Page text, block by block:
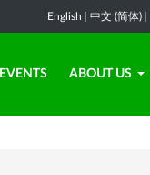
English 中文 (简体)
EVENTS ABOUT US